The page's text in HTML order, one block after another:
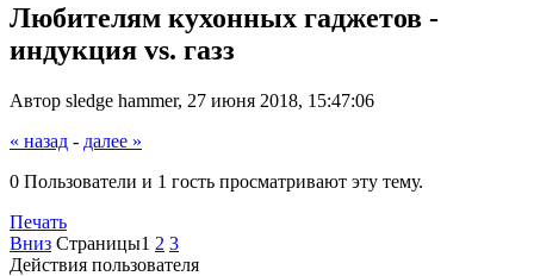
Любителям кухонных гаджетов -
индукция vs. газз
Автор sledge hammer, 27 июня 2018, 15:47:06
« назад - далее »
0 Пользователи и 1 гость просматривают эту тему.
Печать
Вниз Страницы1 2 3
Действия пользователя